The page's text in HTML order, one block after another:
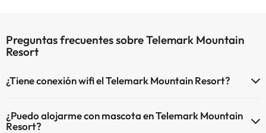
Preguntas frecuentes sobre Telemark Mountain
Resort
¿Tiene conexión wifi el Telemark Mountain Resort?
¿Puedo alojarme con mascota en Telemark Mountain
Resort?